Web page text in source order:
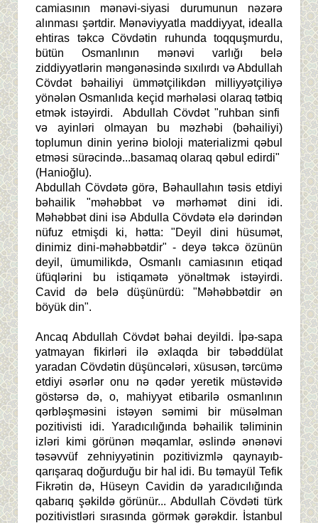
camiasının mənəvi-siyasi durumunun nəzərə
alınması şərtdir. Mənəviyyatla maddiyyat, idealla
ehtiras təkcə Cövdətin ruhunda toqquşmurdu,
bütün Osmanlının mənəvi varlığı belə
ziddiyyətlərin məngənəsində sıxılırdı və Abdullah
Cövdət bəhailiyi ümmətçilikdən milliyyətçiliyə
yönələn Osmanlıda keçid mərhələsi olaraq tətbiq
etmək istəyirdi. Abdullah Cövdət "ruhban sinfi
və ayinləri olmayan bu məzhəbi (bəhailiyi)
toplumun dinin yerinə bioloji materializmi qəbul
etməsi sürəcində...basamaq olaraq qəbul edirdi"
(Hanioğlu).
Abdullah Cövdətə görə, Bəhaullahın təsis etdiyi
bəhailik "məhəbbət və mərhəmət dini idi.
Məhəbbət dini isə Abdulla Cövdətə elə dərindən
nüfuz etmişdi ki, hətta: "Deyil dini hüsumət,
dinimiz dini-məhəbbətdir" - deyə təkcə özünün
deyil, ümumilikdə, Osmanlı camiasının etiqad
üfüqlərini bu istiqamətə yönəltmək istəyirdi.
Cavid də belə düşünürdü: "Məhəbbətdir ən
böyük din".
Ancaq Abdullah Cövdət bəhai deyildi. İpə-sapa
yatmayan fikirləri ilə əxlaqda bir təbəddülat
yaradan Cövdətin düşüncələri, xüsusən, tərcümə
etdiyi əsərlər onu nə qədər yeretik müstəvidə
göstərsə də, o, mahiyyət etibarilə osmanlının
qərbləşməsini istəyən səmimi bir müsəlman
pozitivisti idi. Yaradıcılığında bəhailik təliminin
izləri kimi görünən məqamlar, əslində ənənəvi
təsəvvüf zehniyyətinin pozitivizmlə qaynayıb-
qarışaraq doğurduğu bir hal idi. Bu təmayül Tefik
Fikrətin də, Hüseyn Cavidin də yaradıcılığında
qabarıq şəkildə görünür... Abdullah Cövdəti türk
pozitivistləri sırasında görmək gərəkdir. İstanbul